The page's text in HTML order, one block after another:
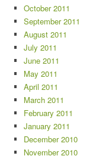
October 2011
September 2011
August 2011
July 2011
June 2011
May 2011
April 2011
March 2011
February 2011
January 2011
December 2010
November 2010